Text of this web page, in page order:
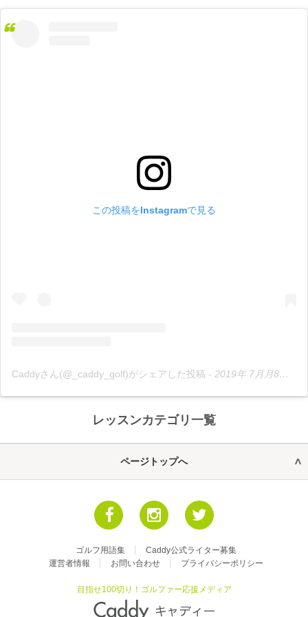
この投稿をInstagramで見る
Caddyさん(@_caddy_golf)がシェアした投稿 - 2019年 7月月8日午後6時37分PDT
レッスンカテゴリ一覧
ページトップへ
ゴルフ用語集
Caddy公式ライター募集
運営者情報
お問い合わせ プライバシーポリシー
目指せ100切り！ゴルファー応援メディア